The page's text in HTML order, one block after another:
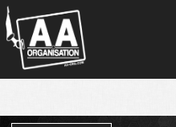
Panneau de gestion des cookies